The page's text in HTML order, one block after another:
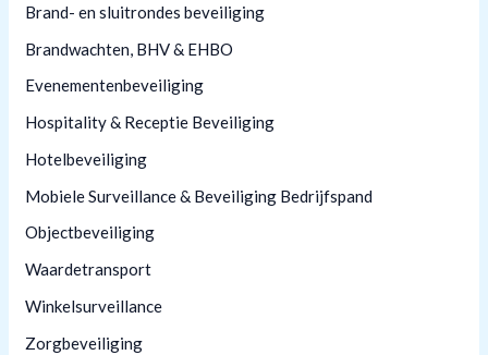
Brand- en sluitrondes beveiliging
Brandwachten, BHV & EHBO
Evenementenbeveiliging
Hospitality & Receptie Beveiliging
Hotelbeveiliging
Mobiele Surveillance & Beveiliging Bedrijfspand
Objectbeveiliging
Waardetransport
Winkelsurveillance
Zorgbeveiliging